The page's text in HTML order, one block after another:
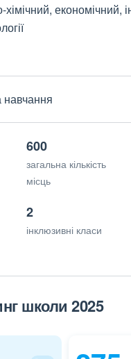
хімічний, економічний,
навчання
600
загальна кількість
місць
2
інклюзивні класи
школи 2025